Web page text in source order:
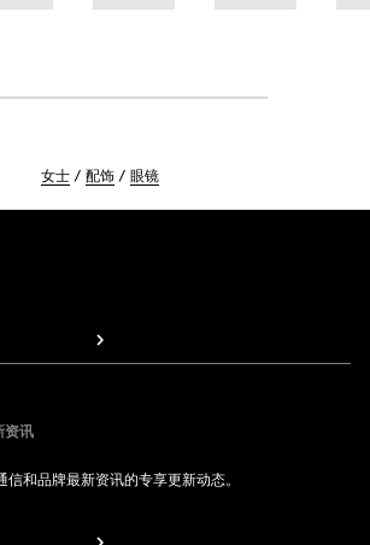
女士 配饰 眼镜
资讯
和品牌最新资讯的专享更新动态。